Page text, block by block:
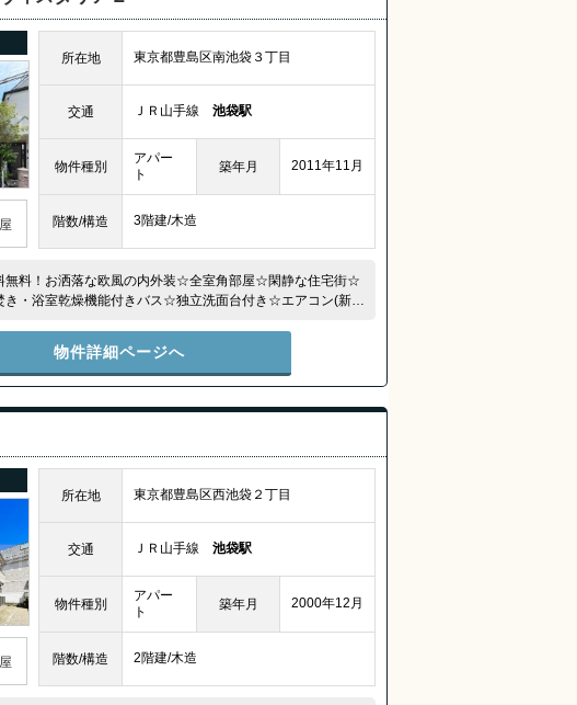
所在地 東京都豊島区南池袋３丁目
交通 ＪＲ山手線池袋駅
物件種別
アパー
ト
築年月 2011年11月
階数/構造 3階建/木造
無料！お洒落な欧風の内外装☆全室角部屋☆閑静な住宅街☆
・浴室乾燥機能付きバス☆独立洗面台付き☆エアコン(新
物件詳細ページへ
所在地 東京都豊島区西池袋２丁目
交通 ＪＲ山手線池袋駅
物件種別
アパー
ト
築年月 2000年12月
階数/構造 2階建/木造